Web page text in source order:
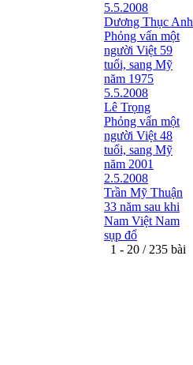
5.5.2008
Dương Thục Anh
Phỏng vấn một
người Việt 59
tuổi, sang Mỹ
năm 1975
5.5.2008
Lê Trọng
Phỏng vấn một
người Việt 48
tuổi, sang Mỹ
năm 2001
2.5.2008
Trần Mỹ Thuận
33 năm sau khi
Nam Việt Nam
sụp đổ
1 - 20 / 235 bài